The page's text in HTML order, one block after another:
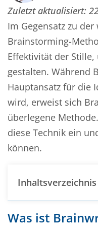
Zuletzt aktualisiert:
Im Gegensatz zu
Brainstorming-
Effektivität der
gestalten. Während
Hauptansatz für die
wird, erweist sich
überlegene
diese Technik ein
können.
Inhaltsverzeichnis
Was ist